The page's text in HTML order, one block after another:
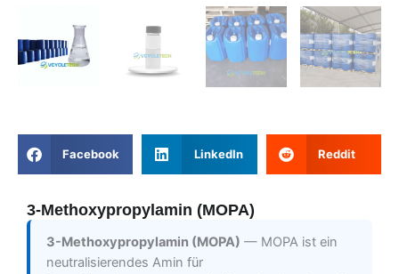
Facebook LinkedIn Reddit
3-Methoxypropylamin (MOPA)
3-Methoxypropylamin (MOPA) — MOPA ist ein
neutralisierendes Amin für